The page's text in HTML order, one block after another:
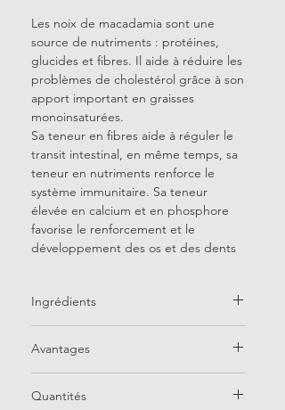
Les noix de macadamia sont une
source de nutriments : protéines,
glucides et fibres. Il aide à réduire les
problèmes de cholestérol grâce à son
apport important en graisses
monoinsaturées.
Sa teneur en fibres aide à réguler le
transit intestinal, en même temps, sa
teneur en nutriments renforce le
système immunitaire. Sa teneur
élevée en calcium et en phosphore
favorise le renforcement et le
développement des os et des dents
Ingrédients
Avantages
source de nutriments : protéines,
Quantités